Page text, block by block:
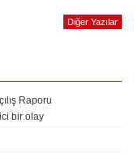
Diğer Yazılar
Raporu
bir olay